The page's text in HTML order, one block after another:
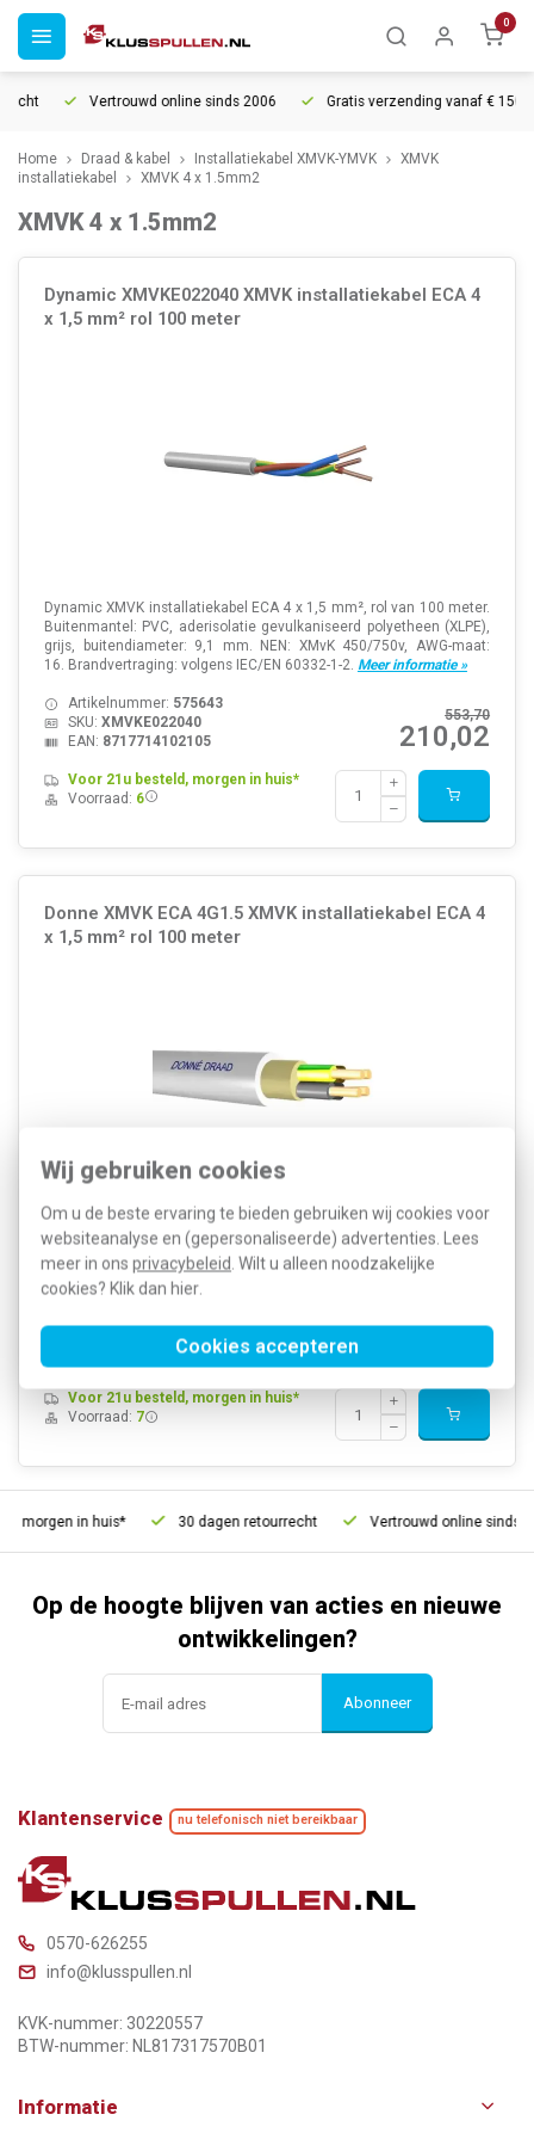
Wij gebruiken cookies
Om u de beste ervaring te bieden gebruiken wij cookies voor
websiteanalyse en (gepersonaliseerde) advertenties. Lees
meer in ons privacybeleid . Wilt u alleen noodzakelijke
cookies? Klik dan hier
Cookies accepteren
0
Vertrouwd online sinds 2006 Gratis verzending vanaf € 150
Home Draad & kabel Installatiekabel XMVK-YMVK
XMVK
installatiekabel
XMVK 4 x 1.5mm2
XMVK 4 x 1.5mm2
Dynamic XMVKE022040 XMVK installatiekabel ECA 4
x 1,5 mm² rol 100 meter
Dynamic XMVK installatiekabel ECA 4 x 1,5 mm², rol van 100 meter.
Buitenmantel: PVC, aderisolatie gevulkaniseerd polyetheen (XLPE),
grijs, buitendiameter: 9,1 mm. NEN: XMvK 450/750v, AWG-maat:
16. Brandvertraging: volgens IEC/EN 60332-1-2. Meer informatie »
553,70
210,02
Artikelnummer: 575643
SKU: XMVKE022040
EAN: 8717714102105
Voor 21u besteld, morgen in huis*
Voorraad: 6
Donne XMVK ECA 4G1.5 XMVK installatiekabel ECA 4
x 1,5 mm² rol 100 meter
Donne XMVK installatiekabel ECA 4 x 1,5 mm², rol van 100 meter.
Buitenmantel PVC, grijs, buitendiameter: 8,7 mm. NEN: XMvK
450/750v, AWG-maat: 16. Brandvertraging: volgens IEC/EN 60332-1-
2.Meer informatie »
553,70
Artikelnummer:428397
XMVK ECA 4G1.5
Voor 21u besteld, morgen in huis*
Voorraad: 7
morgen in huis* 30 dagen retourrecht Vertrouwd online sinds
Op de hoogte blijven van acties en nieuwe
ontwikkelingen?
Abonneer
Klantenservice nu telefonisch niet bereikbaar
0570-626255
info@klusspullen.nl
KVK-nummer: 30220557
BTW-nummer: NL817317570B01
Informatie